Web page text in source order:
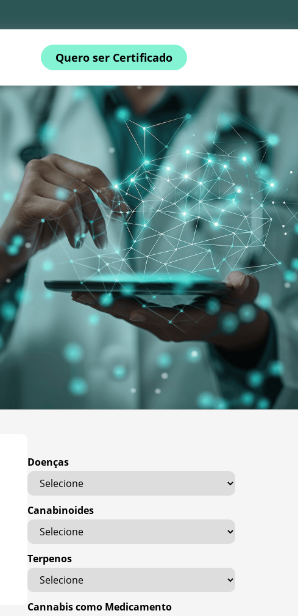
Quero ser Certificado
Doenças
Canabinoides
Terpenos
Cannabis como Medicamento